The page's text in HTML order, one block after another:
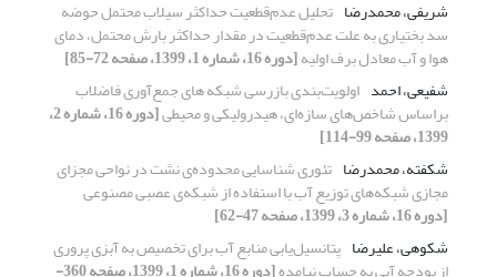
شریفی، محمدرضا تحلیل عدم‌قطعیت حداکثر سیلاب محتمل حوضه
سد بختیاری به علت عدم‌قطعیت در مقدار حداکثر بارش محتمل، دمای
هوا و آب معادل برف اولیه[دوره 16، شماره 1، 1399، صفحه 72-85]
شفیعی، احمد اولویت‌بندی بازرسی شبکه های جمع‌آوری فاضلاب
براساس شاخص‌های سازه‌ای، هیدرولیکی و محیطی [دوره 16، شماره 2،
1399، صفحه 99-114]
شکفته، محمدرضا تئوری شناسایی محدوده‌ی نشت در نواحی مجزای
مجازی شبکه‌های توزیع آب با استفاده از شبکه‌ی عصبی مصنوعی
[دوره 16، شماره 3، 1399، صفحه 47-62]
شکوهی، علیرضا پتانسیل‌یابی منابع آب برای تخصیص به آبزی پروری
از بودجه آبی به حساب نیامده [دوره 16، شماره 1، 1399، صفحه 360-